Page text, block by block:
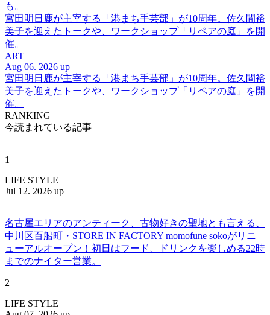
も。
宮田明日鹿が主宰する「港まち手芸部」が10周年。佐久間裕
美子を迎えたトークや、ワークショップ「リペアの庭」を開
催。
ART
Aug 06. 2026 up
宮田明日鹿が主宰する「港まち手芸部」が10周年。佐久間裕
美子を迎えたトークや、ワークショップ「リペアの庭」を開
催。
RANKING
今読まれている記事
1
LIFE STYLE
Jul 12. 2026 up
名古屋エリアのアンティーク、古物好きの聖地とも言える、
中川区百船町・STORE IN FACTORY momofune sokoがリニ
ューアルオープン！初日はフード、ドリンクを楽しめる22時
までのナイター営業。
2
LIFE STYLE